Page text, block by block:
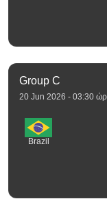
Group C
20 Jun 2026 - 03:30
Brazil